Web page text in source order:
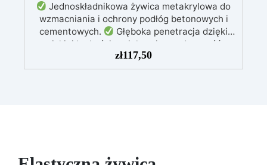
Jednoskładnikowa żywica metakrylowa do
wzmacniania i ochrony podłóg betonowych i
cementowych.
Głęboka penetracja dzięki
niskiej lepkości, zwiększająca odporność
mechaniczną i chemiczną.
wykończenie, które ożywia kolor, chroni przed
zł117,50